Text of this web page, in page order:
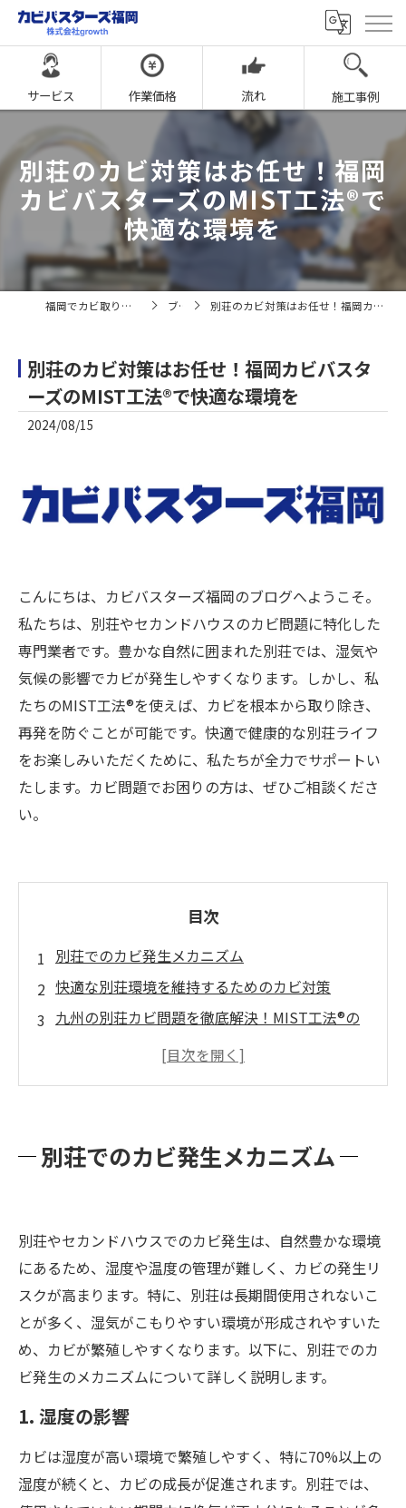
サービス 作業価格 流れ 施工事例
別荘のカビ対策はお任せ！福岡
カビバスターズのMIST工法®で
快適な環境を
福岡でカビ取りならカビバスターズ福岡 ブログ 別荘のカビ対策はお任せ！福岡カビバスターズのMIST工法®で快適な環境を
別荘のカビ対策はお任せ！福岡カビバスタ
ーズのMIST工法®で快適な環境を
2024/08/15
こんにちは、カビバスターズ福岡のブログへようこそ。
私たちは、別荘やセカンドハウスのカビ問題に特化した
専門業者です。豊かな自然に囲まれた別荘では、湿気や
気候の影響でカビが発生しやすくなります。しかし、私
たちのMIST工法®を使えば、カビを根本から取り除き、
再発を防ぐことが可能です。快適で健康的な別荘ライフ
をお楽しみいただくために、私たちが全力でサポートい
たします。カビ問題でお困りの方は、ぜひご相談くださ
い。
目次
別荘でのカビ発生メカニズム
快適な別荘環境を維持するためのカビ対策
九州の別荘カビ問題を徹底解決！MIST工法®の
別荘でのカビ発生メカニズム
別荘やセカンドハウスでのカビ発生は、自然豊かな環境
にあるため、湿度や温度の管理が難しく、カビの発生リ
スクが高まります。特に、別荘は長期間使用されないこ
とが多く、湿気がこもりやすい環境が形成されやすいた
め、カビが繁殖しやすくなります。以下に、別荘でのカ
ビ発生のメカニズムについて詳しく説明します。
1. 湿度の影響
カビは湿度が高い環境で繁殖しやすく、特に70%以上の
湿度が続くと、カビの成長が促進されます。別荘では、